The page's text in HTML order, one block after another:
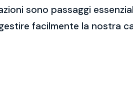
sono passaggi
facilmente la nostra